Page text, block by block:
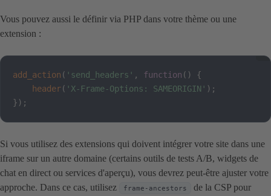
Vous pouvez aussi le définir via PHP dans votre thème ou une
extension :
add_action ( 'send_headers' , function ( )
{
header( 'X-Frame-Options: SAMEORIGIN' ) ;
} ) ;
Si vous utilisez des extensions qui doivent intégrer votre site dans une
iframe sur un autre domaine (certains outils de tests A/B, widgets de
chat en direct ou services d'aperçu), vous devrez peut-être ajuster votre
approche. Dans ce cas, utilisez
frame-ancestors
de la CSP pour